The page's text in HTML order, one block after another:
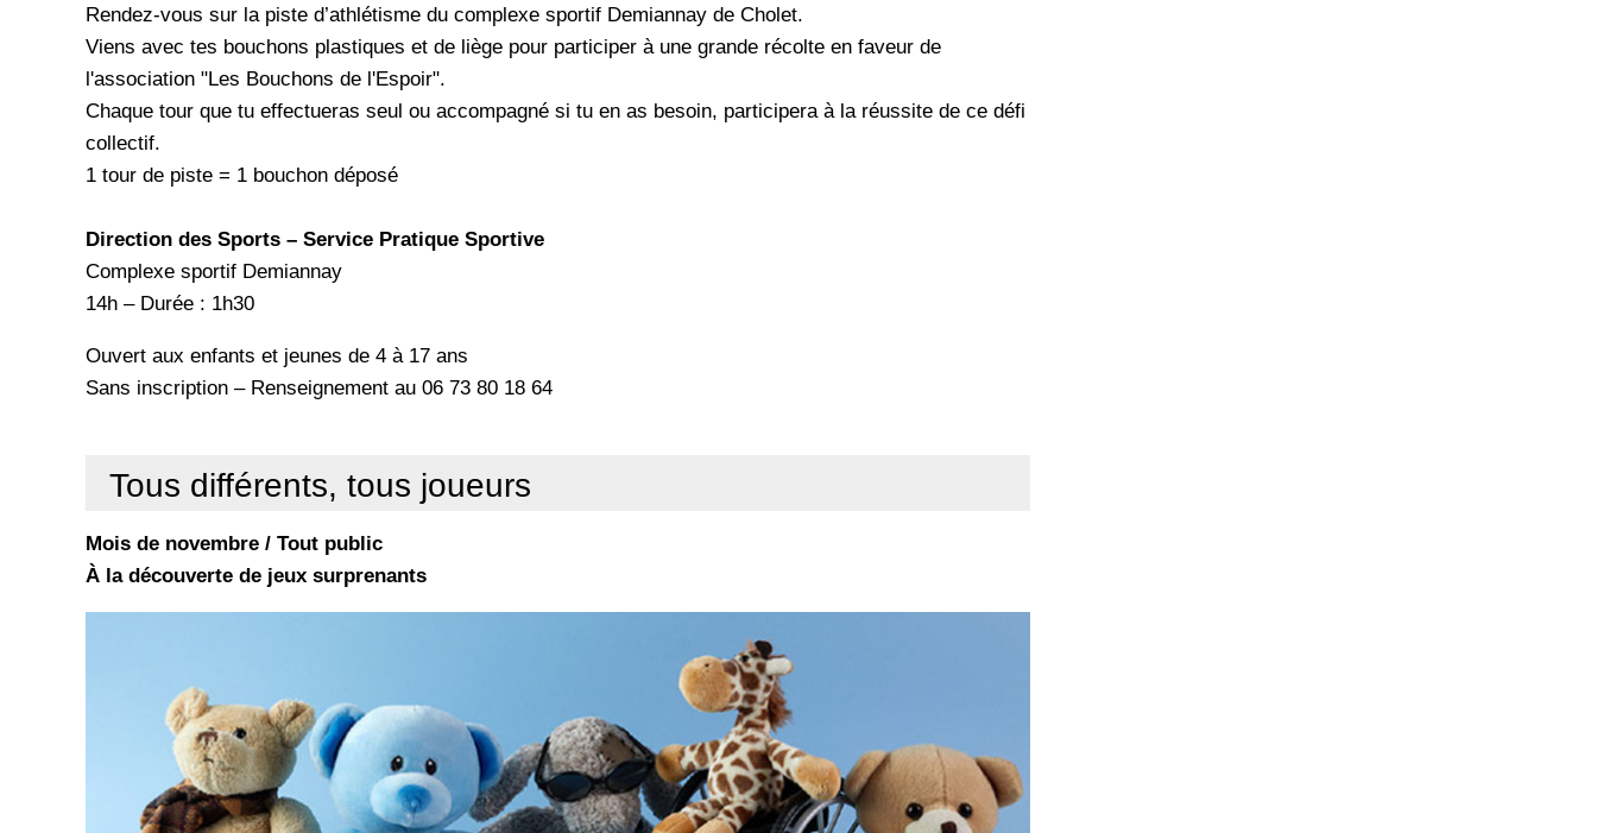
Rendez-vous sur la piste d’athlétisme du complexe sportif Demiannay de Cholet.
Viens avec tes bouchons plastiques et de liège pour participer à une grande récolte en faveur de
l'association "Les Bouchons de l'Espoir".
Chaque tour que tu effectueras seul ou accompagné si tu en as besoin, participera à la réussite de ce défi
collectif.
1 tour de piste = 1 bouchon déposé
Direction des Sports – Service Pratique Sportive
Complexe sportif Demiannay
14h – Durée : 1h30
Ouvert aux enfants et jeunes de 4 à 17 ans
Sans inscription – Renseignement au 06 73 80 18 64
Tous différents, tous joueurs
Mois de novembre / Tout public
À la découverte de jeux surprenants